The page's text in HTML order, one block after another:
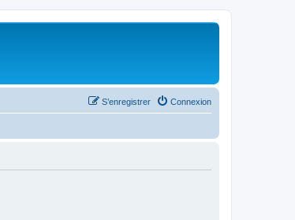
Connexion
S’enregistrer